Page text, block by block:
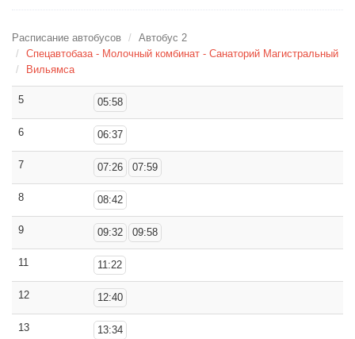
Расписание автобусов
Автобус 2
Спецавтобаза - Молочный комбинат - Санаторий Магистральный
Вильямса
5 05:58
6 06:37
7 07:26 07:59
8 08:42
9 09:32 09:58
11 11:22
12 12:40
13 13:34